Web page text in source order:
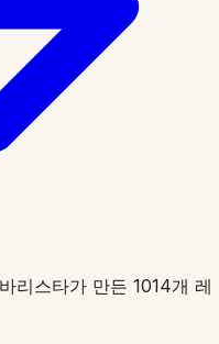
리스타가 만든 1014개 레